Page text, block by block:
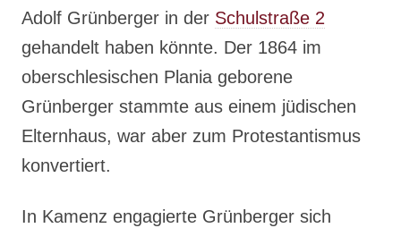
Adolf Grünberger in der Schulstraße 2
gehandelt haben könnte. Der 1864 im
oberschlesischen Plania geborene
Grünberger stammte aus einem jüdischen
Elternhaus, war aber zum Protestantismus
konvertiert.
In Kamenz engagierte Grünberger sich